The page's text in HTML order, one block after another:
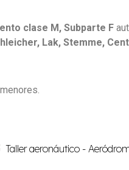
clase M, Subparte F
Lak, Stemme,